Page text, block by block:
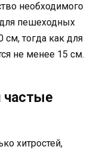
необходимого
для пешеходных
тогда как для
не менее 15 см.
частые
хитростей,